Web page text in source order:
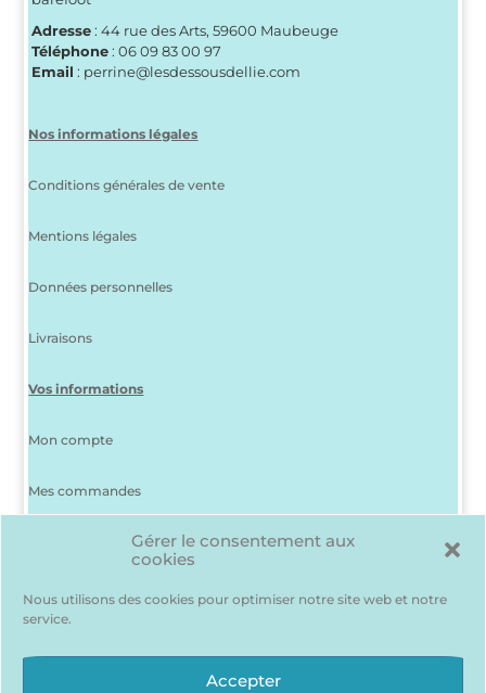
Gérer le consentement aux
cookies
Nous utilisons des cookies pour optimiser notre site web et notre
service.
Accepter
Adresse: 44 rue des Arts, 59600 Maubeuge
Téléphone: 06 09 83 00 97
Email : perrine@lesdessousdellie.com
Nos informations légales
Conditions générales de vente
Mentions légales
Données personnelles
Livraisons
Vos informations
Mon compte
Mes commandes
J’ai perdu mon mot de passe
Déconnexion
Des produits me plaisent mais je suis indécis(e) ? Pas de